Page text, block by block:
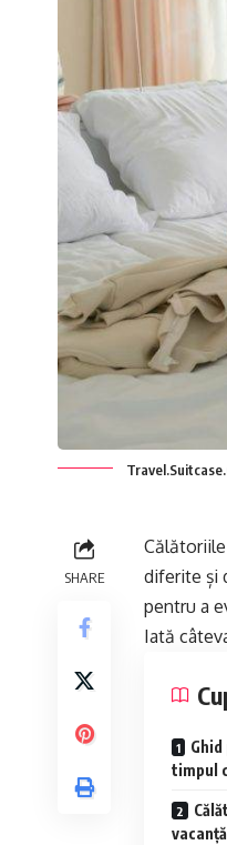
SHARE
diferite și
pentru a
Iată
timpul
vacanță